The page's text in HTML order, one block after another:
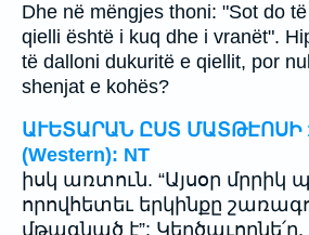
Dhe në mëngjes thoni: "Sot do
qielli është i kuq dhe i vranët".
të dalloni dukuritë e qiellit, por
shenjat e kohës?
ԱՒԵՏԱՐԱՆ ԸՍՏ ՄԱՏԹԷՈՍԻ
(Western): NT
իսկ առտուն. “Այսօր մրրիկ
որովհետեւ երկինքը
մթագնած է”: Կեղծաւորնե՛ր,